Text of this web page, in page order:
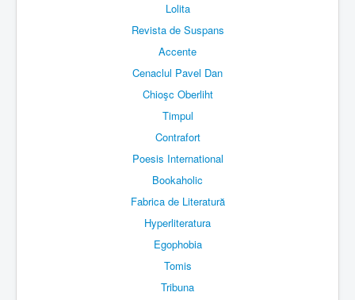
Lolita
Revista de Suspans
Accente
Cenaclul Pavel Dan
Chioşc Oberliht
Timpul
Contrafort
Poesis International
Bookaholic
Fabrica de Literatură
Hyperliteratura
Egophobia
Tomis
Tribuna